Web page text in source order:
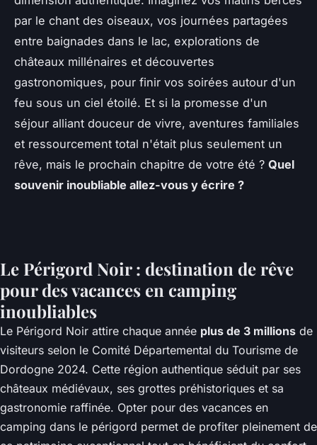
par le chant des oiseaux, vos journées partagées
entre baignades dans le lac, explorations de
châteaux millénaires et découvertes
gastronomiques, pour finir vos soirées autour d'un
feu sous un ciel étoilé. Et si la promesse d'un
séjour alliant douceur de vivre, aventures familiales
et ressourcement total n'était plus seulement un
rêve, mais le prochain chapitre de votre été ? Quel
souvenir inoubliable allez-vous y écrire ?
Le Périgord Noir : destination de rêve
pour des vacances en camping
inoubliables
Le Périgord Noir attire chaque année plus de 3 millions de
visiteurs selon le Comité Départemental du Tourisme de
Dordogne 2024. Cette région authentique séduit par ses
châteaux médiévaux, ses grottes préhistoriques et sa
gastronomie raffinée. Opter pour des vacances en
camping dans le périgord permet de profiter pleinement de